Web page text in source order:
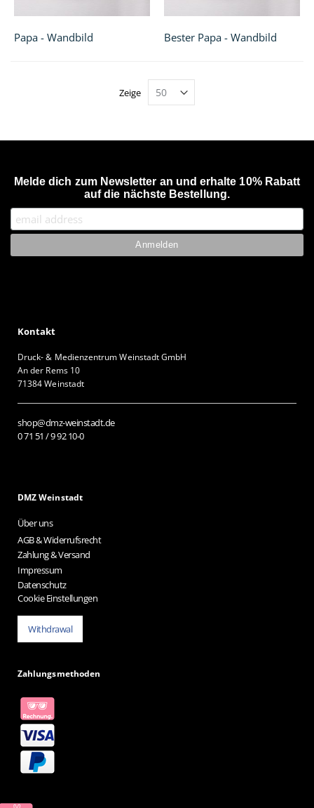
Papa - Wandbild Bester Papa - Wandbild
Zeige
Melde dich zum Newsletter an und erhalte 10% Rabatt
auf die nächste Bestellung.
Kontakt
Druck- & Medienzentrum Weinstadt GmbH
An der Rems 10
71384 Weinstadt
shop@dmz-weinstadt.de
0 71 51 / 9 92 10-0
DMZ Weinstadt
Über uns
AGB & Widerrufsrecht
Zahlung & Versand
Impressum
Datenschutz
Cookie Einstellungen
Withdrawal
Zahlungsmethoden